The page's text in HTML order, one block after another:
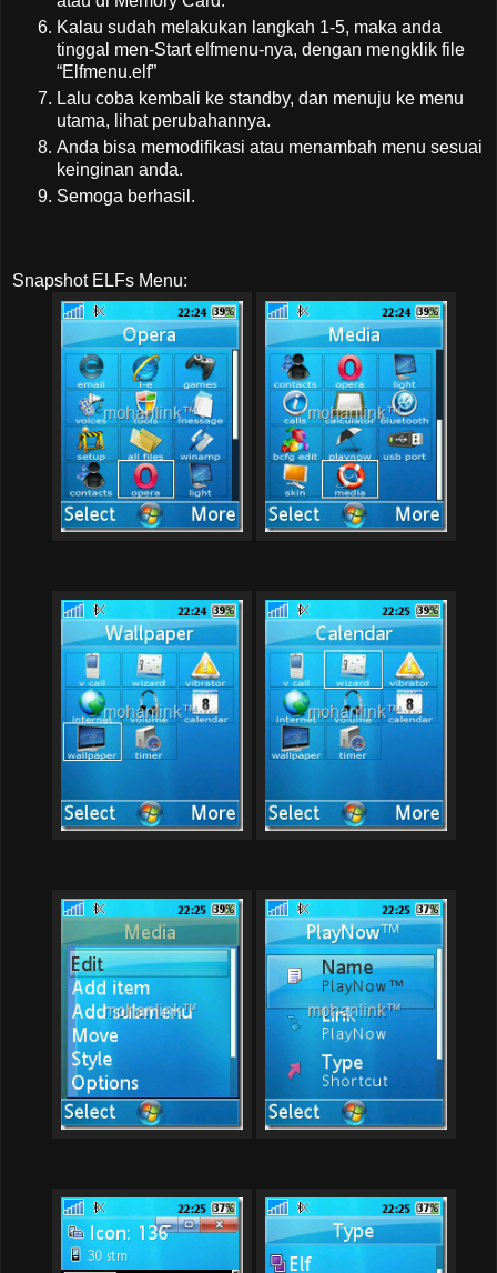
Kalau sudah melakukan langkah 1-5, maka anda
tinggal men-Start elfmenu-nya, dengan mengklik file
“Elfmenu.elf”
Lalu coba kembali ke standby, dan menuju ke menu
utama, lihat perubahannya.
Anda bisa memodifikasi atau menambah menu sesuai
keinginan anda.
Semoga berhasil.
Snapshot ELFs Menu: